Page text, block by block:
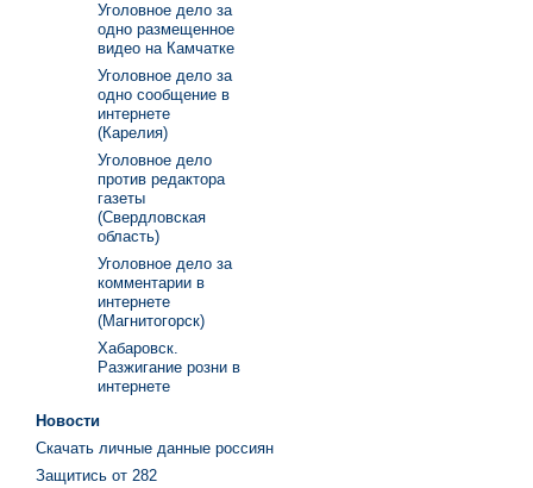
Уголовное дело за
одно размещенное
видео на Камчатке
Уголовное дело за
одно сообщение в
интернете
(Карелия)
Уголовное дело
против редактора
газеты
(Свердловская
область)
Уголовное дело за
комментарии в
интернете
(Магнитогорск)
Хабаровск.
Разжигание розни в
интернете
Новости
Скачать личные данные россиян
Защитись от 282